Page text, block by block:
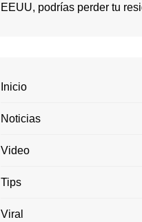
EEUU, podrías perder tu
Inicio
Noticias
Video
Tips
Viral